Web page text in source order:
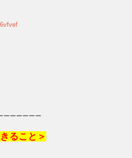
ーーーーーー
ること＞